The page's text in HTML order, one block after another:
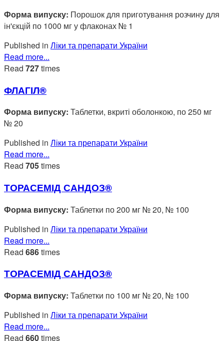
Форма випуску: Порошок для приготування розчину для
ін'єкцій по 1000 мг у флаконах № 1
Published in Ліки та препарати України
Read more...
Read 727times
ФЛАГІЛ®
Форма випуску: Таблетки, вкриті оболонкою, по 250 мг
№ 20
Published in Ліки та препарати України
Read more...
Read 705times
ТОРАСЕМІД САНДОЗ®
Форма випуску: Таблетки по 200 мг № 20, № 100
Published in Ліки та препарати України
Read more...
Read 686times
ТОРАСЕМІД САНДОЗ®
Форма випуску: Таблетки по 100 мг № 20, № 100
Published in Ліки та препарати України
Read more...
Read 660times